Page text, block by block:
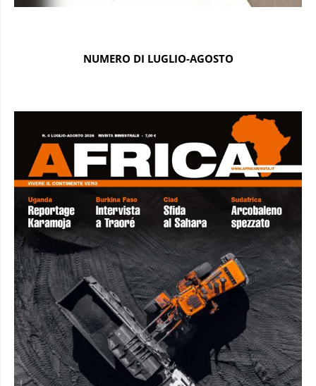
NUMERO DI LUGLIO-AGOSTO